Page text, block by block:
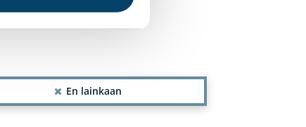
En lainkaan